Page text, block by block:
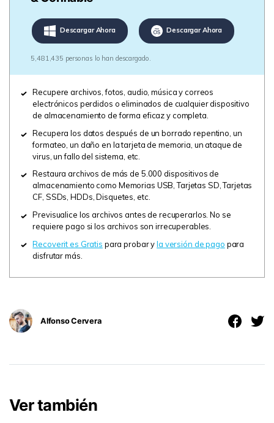
Descargar Ahora Descargar Ahora
5,481,435 personas lo han descargado.
Recupere archivos, fotos, audio, música y correos
electrónicos perdidos o eliminados de cualquier dispositivo
de almacenamiento de forma eficaz y completa.
Recupera los datos después de un borrado repentino, un
formateo, un daño en la tarjeta de memoria, un ataque de
virus, un fallo del sistema, etc.
Restaura archivos de más de 5.000 dispositivos de
almacenamiento como Memorias USB, Tarjetas SD, Tarjetas
CF, SSDs, HDDs, Disquetes, etc.
Previsualice los archivos antes de recuperarlos. No se
requiere pago si los archivos son irrecuperables.
Recoverit es Gratis para probar yla versión de pago para
disfrutar más.
Alfonso Cervera
Ver también